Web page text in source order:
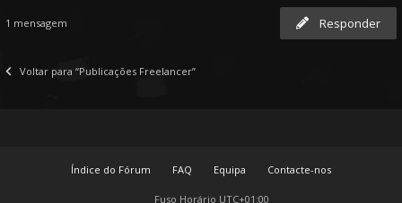
1 mensagem Responder
Voltar para “Publicações Freelancer”
Índice do Fórum FAQ Equipa Contacte-nos
Fuso Horário UTC+01:00